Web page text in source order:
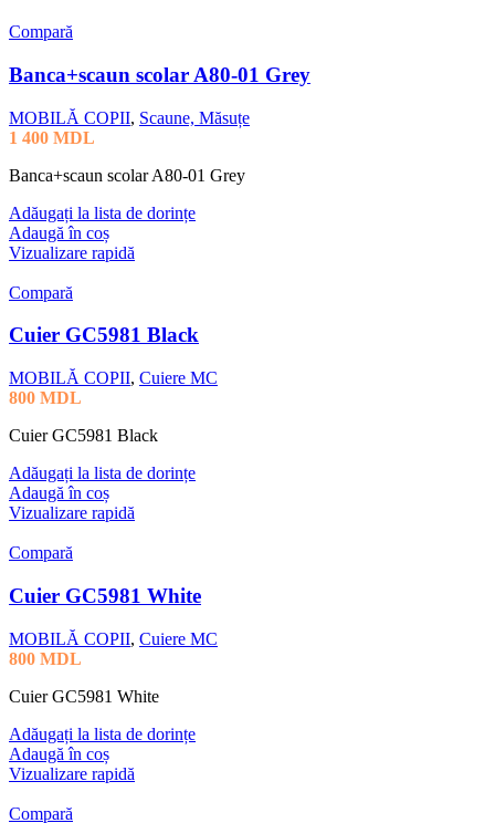
Compară
Banca+scaun scolar A80-01 Grey
MOBILĂ COPII, Scaune, Măsuțe
1 400 MDL
Banca+scaun scolar A80-01 Grey
Adăugați la lista de dorințe
Adaugă în coș
Vizualizare rapidă
Compară
Cuier GC5981 Black
MOBILĂ COPII, Cuiere MC
800 MDL
Cuier GC5981 Black
Adăugați la lista de dorințe
Adaugă în coș
Vizualizare rapidă
Compară
Cuier GC5981 White
MOBILĂ COPII, Cuiere MC
800 MDL
Cuier GC5981 White
Adăugați la lista de dorințe
Adaugă în coș
Vizualizare rapidă
Compară